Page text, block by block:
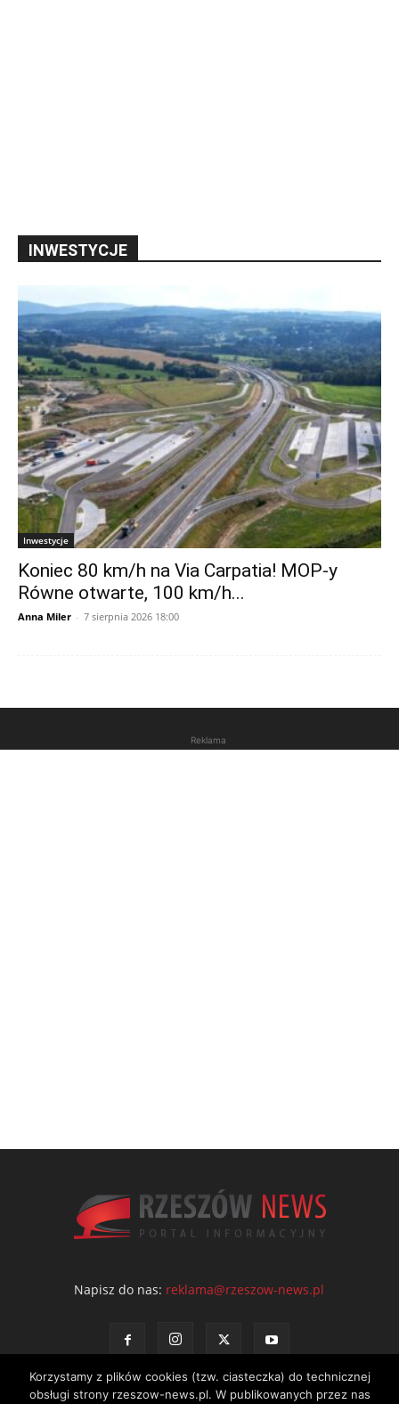
INWESTYCJE
Inwestycje
Koniec 80 km/h na Via Carpatia! MOP-y
Równe otwarte, 100 km/h...
Anna Miler - 7 sierpnia 2026 18:00
Reklama
Napisz do nas: reklama@rzeszow-news.pl
Korzystamy z plików cookies (tzw. ciasteczka) do technicznej
obsługi strony rzeszow-news.pl. W publikowanych przez nas